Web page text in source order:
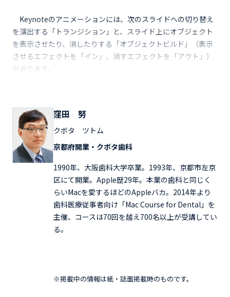
Keynoteのアニメーションには、次のスライドへの切り替え
を演出する「トランジション」と、スライド上にオブジェクト
を表示させたり、消したりする「オブジェクトビルド」（表示
させるエフェクトを「イン」、消すエフェクトを「アウト」）
があります。
窪田 努
クボタ ツトム
京都府開業・クボタ歯科
1990年、大阪歯科大学卒業。1993年、京都市左京
区にて開業。Apple歴29年。本業の歯科と同じく
らいMacを愛するほどのAppleバカ。2014年より
歯科医療従事者向け「Mac Course for Dental」を
主催、コースは70回を越え700名以上が受講してい
る。
※掲載中の情報は紙・誌面掲載時のものです。